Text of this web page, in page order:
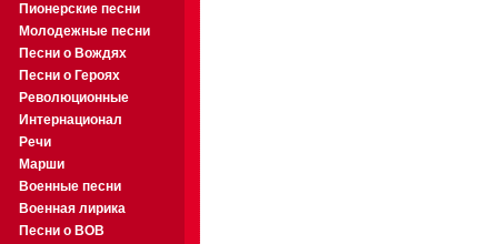
Пионерские песни
Молодежные песни
Песни о Вождях
Песни о Героях
Революционные
Интернационал
Речи
Марши
Военные песни
Военная лирика
Песни о ВОВ